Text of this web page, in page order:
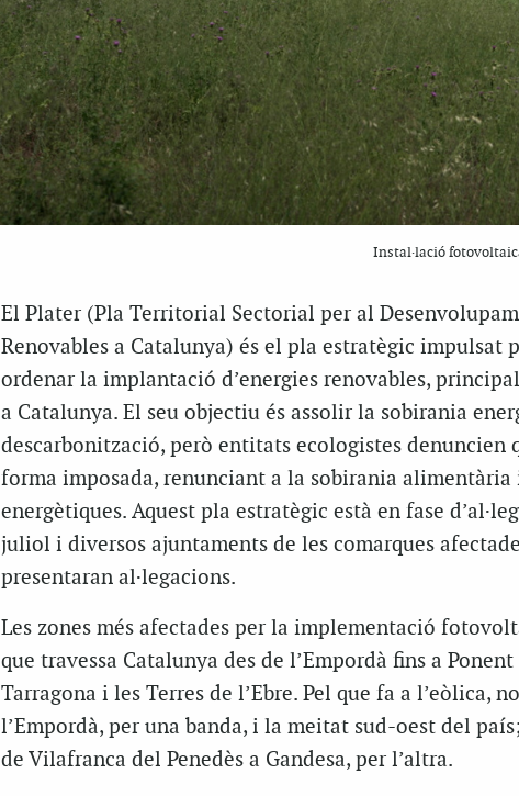
Instal·lació
El Plater (Pla Territorial Sectorial per al
Renovables a Catalunya) és el pla estratègic impulsat
ordenar la implantació d’energies renovables,
a Catalunya. El seu objectiu és assolir la sobirania
descarbonització, però entitats ecologistes denuncien
forma imposada, renunciant a la sobirania
energètiques. Aquest pla estratègic està en fase
juliol i diversos ajuntaments de les comarques
presentaran al·legacions.
Les zones més afectades per la implementació
que travessa Catalunya des de l’Empordà fins a
Tarragona i les Terres de l’Ebre. Pel que fa a l’eòlica,
l’Empordà, per una banda, i la meitat sud-oest del
de Vilafranca del Penedès a Gandesa, per l’altra.